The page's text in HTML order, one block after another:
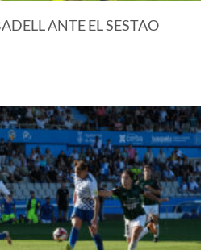
ANTE EL SESTAO